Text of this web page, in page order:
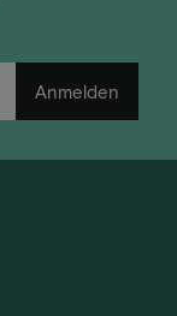
Anmelden